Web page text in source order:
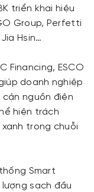
triển khai hiệu
Group, Perfetti
Hsin…
Financing, ESCO
doanh nghiệp
nguồn điện
hiện trách
trong chuỗi
Smart
sạch đầu